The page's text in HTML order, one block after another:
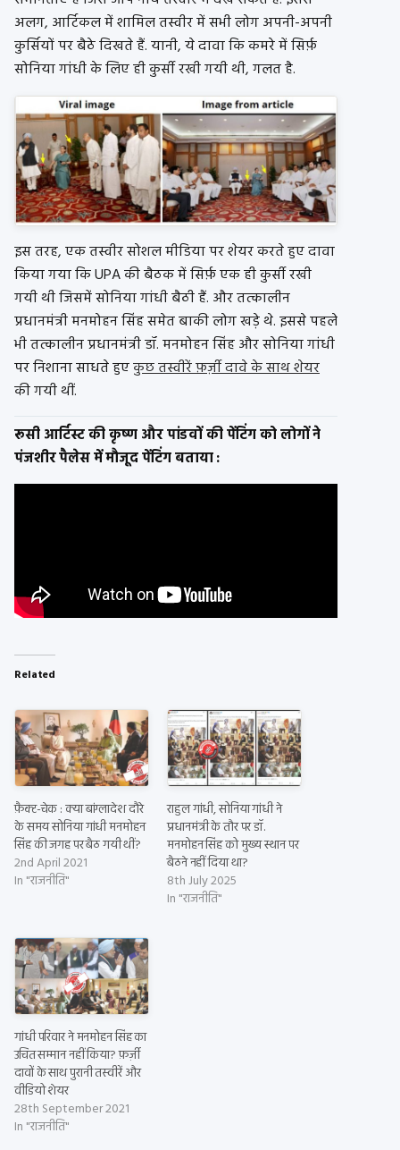
अलग, आर्टिकल में शामिल तस्वीर में सभी लोग अपनी-अपनी
कुर्सियों पर बैठे दिखते हैं. यानी, ये दावा कि कमरे में सिर्फ़
सोनिया गांधी के लिए ही कुर्सी रखी गयी थी, गलत है.
इस तरह, एक तस्वीर सोशल मीडिया पर शेयर करते हुए दावा
किया गया कि UPA की बैठक में सिर्फ़ एक ही कुर्सी रखी
गयी थी जिसमें सोनिया गांधी बैठी हैं. और तत्कालीन
प्रधानमंत्री मनमोहन सिंह समेत बाकी लोग खड़े थे. इससे पहले
भी तत्कालीन प्रधानमंत्री डॉ. मनमोहन सिंह और सोनिया गांधी
पर निशाना साधते हुएकुछ तस्वीरें फ़र्ज़ी दावे के साथ शेयर
की गयी थीं.
रूसी आर्टिस्ट की कृष्ण और पांडवों की पेंटिंग को लोगों ने
पंजशीर पैलेस में मौजूद पेंटिंग बताया :
Related
फ़ैक्ट-चेक : क्या बांग्लादेश दौरे
के समय सोनिया गांधी मनमोहन
सिंह की जगह पर बैठ गयी थीं?
2nd April 2021
In "राजनीति"
राहुल गांधी, सोनिया गांधी ने
प्रधानमंत्री के तौर पर डॉ.
मनमोहन सिंह को मुख्य स्थान पर
बैठने नहीं दिया था?
8th July 2025
In "राजनीति"
गांधी परिवार ने मनमोहन सिंह का
उचित सम्मान नहीं किया? फ़र्ज़ी
दावों के साथ पुरानी तस्वीरें और
वीडियो शेयर
28th September 2021
In "राजनीति"